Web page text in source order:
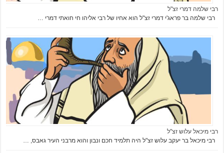
רבי שלמה דמרי זצ"ל
רבי שלמה בר פראג'י דמרי זצ"ל הוא אחיו של רבי אליהו חי חואתי דמרי …
רבי מיכאל עלוש זצ"ל
רבי מיכאל בר יעקב עלוש זצ"ל היה תלמיד חכם ונבון והוא מרבני העיר גאבס, …